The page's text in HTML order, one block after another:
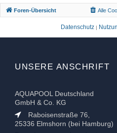
Foren-Übersicht Alle
Datenschutz |
UNSERE ANSCHRIFT
AQUAPOOL Deutschland
GmbH & Co. KG
Raboisenstraße 76,
25336 Elmshorn (bei Hamburg)